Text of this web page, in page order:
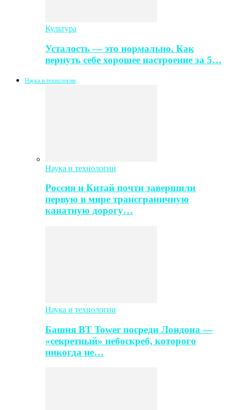
Культура
Усталость — это нормально. Как
вернуть себе хорошее настроение за 5…
Наука и технологии
Наука и технологии
Россия и Китай почти завершили
первую в мире трансграничную
канатную дорогу…
Наука и технологии
Башня BT Tower посреди Лондона —
«секретный» небоскреб, которого
никогда не…